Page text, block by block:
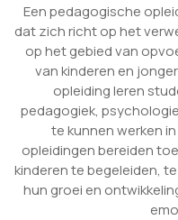
Een pedagogische
dat zich richt op het
op het gebied van
van kinderen en
opleiding leren
pedagogiek,
te kunnen werken
opleidingen bereiden
kinderen te begeleiden,
hun groei en